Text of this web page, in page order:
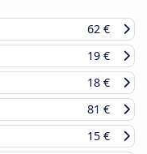
62 €
19 €
18 €
81 €
15 €